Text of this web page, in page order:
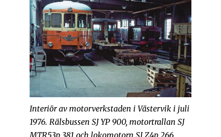
Interiör av motorverkstaden i Västervik i juli
1976. Rälsbussen SJ YP 900, motortrallan SJ
MTR53p 381 och lokomotorn SJ Z4p 266.